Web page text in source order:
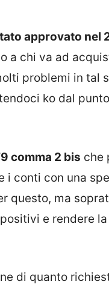
approvato nel
a chi va ad
problemi in tal
ko dal
comma 2 bis che
i conti con una
questo, ma
e rendere
di quanto